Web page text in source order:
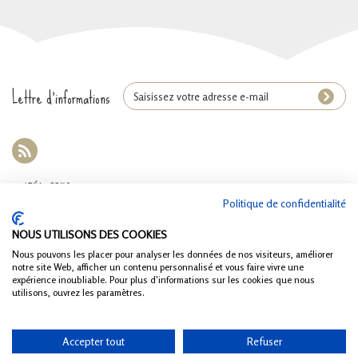
Lettre d'informations
CATÉGORIES
INFORMATIONS
R.G.P.D.
MON COMPTE
INFORMATIONS SUR VOTRE BOUTIQUE
Politique de confidentialité
NOUS UTILISONS DES COOKIES
Nous pouvons les placer pour analyser les données de nos visiteurs, améliorer
notre site Web, afficher un contenu personnalisé et vous faire vivre une
expérience inoubliable. Pour plus d'informations sur les cookies que nous
utilisons, ouvrez les paramètres.
Accepter tout Refuser